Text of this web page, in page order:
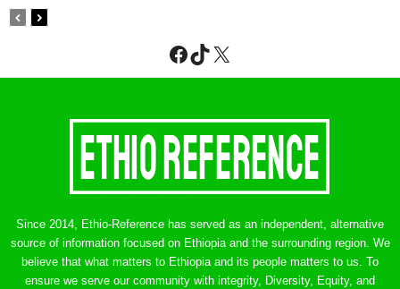
Facebook
TikTok
X
Since 2014, Ethio-Reference has served as an independent, alternative
source of information focused on Ethiopia and the surrounding region. We
believe that what matters to Ethiopia and its people matters to us. To
ensure we serve our community with integrity, Diversity, Equity, and